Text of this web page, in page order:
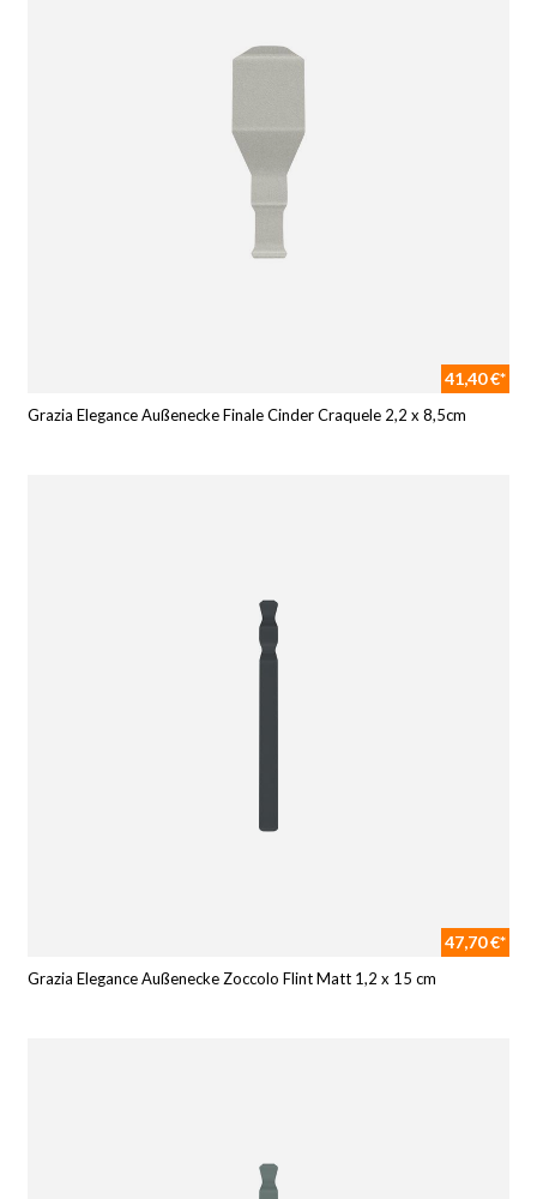
41,40 €*
Grazia Elegance Außenecke Finale Cinder Craquele 2,2 x 8,5cm
47,70 €*
Grazia Elegance Außenecke Zoccolo Flint Matt 1,2 x 15 cm